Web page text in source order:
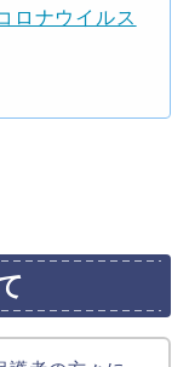
ロナウイルス